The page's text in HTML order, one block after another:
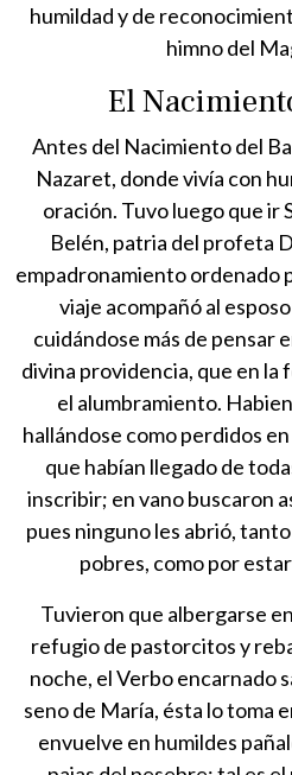
humildad y de
himno del
El
Antes del Nacimiento del
Nazaret, donde vivía con
oración. Tuvo luego que ir
Belén, patria del profeta
empadronamiento ordenado
viaje acompañó al
cuidándose más de pensar
divina providencia, que en la
el alumbramiento.
hallándose como perdidos
que habían llegado de
inscribir; en vano buscaron
pues ninguno les abrió,
pobres, como por
Tuvieron que albergarse
refugio de pastorcitos y
noche, el Verbo encarnado
seno de María, ésta lo toma
envuelve en humildes